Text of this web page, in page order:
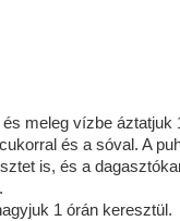
meleg vízbe áztatjuk
és a sóval. A
is, és a
1 órán keresztül.